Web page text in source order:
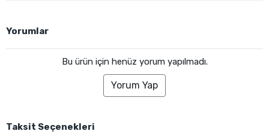
Yorumlar
Bu ürün için henüz yorum yapılmadı.
Yorum Yap
Taksit Seçenekleri